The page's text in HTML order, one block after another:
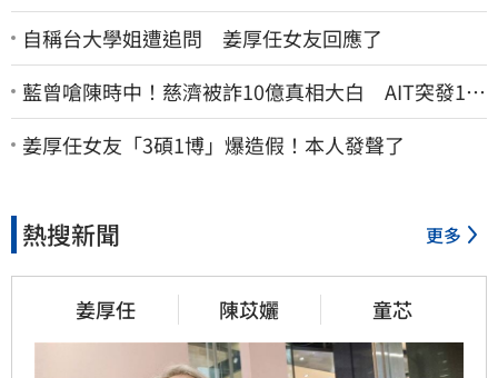
自稱台大學姐遭追問 姜厚任女友回應了
藍曾嗆陳時中！慈濟被詐10億真相大白 AIT突發1文
酸爆…他笑：真的很會
姜厚任女友「3碩1博」爆造假！本人發聲了
熱搜新聞 更多
姜厚任 陳苡孋 童芯